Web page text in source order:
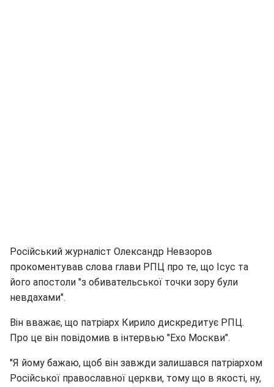
Російський журналіст Олександр Невзоров
прокоментував слова глави РПЦ про те, що Ісус та
його апостоли "з обивательської точки зору були
невдахами".
Він вважає, що патріарх Кирило дискредитує РПЦ.
Про це він повідомив в інтервью "Ехо Москви".
"Я йому бажаю, щоб він завжди залишався патріархом
Російської православної церкви, тому що в якості, ну,